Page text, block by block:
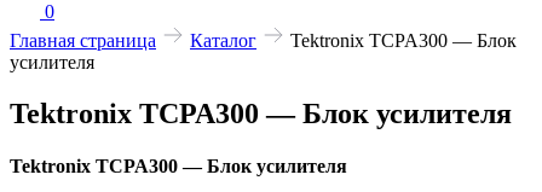
0
Главная страница
Каталог
Tektronix TCPA300 — Блок
усилителя
Tektronix TCPA300 — Блок усилителя
Tektronix TCPA300 — Блок усилителя